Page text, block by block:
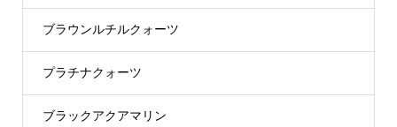
ブラウンルチルクォーツ
プラチナクォーツ
ブラックアクアマリン